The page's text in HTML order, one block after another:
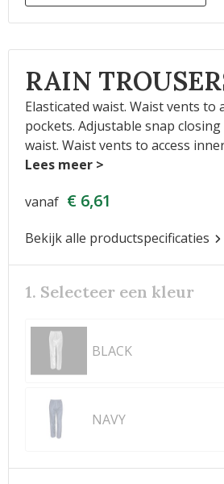
RAIN
Elasticated waist. Waist vents to
pockets. Adjustable snap closing
waist. Waist vents to access
vanaf € 6,61
Bekijk alle productspecificaties
1. Selecteer een kleur
BLACK
NAVY